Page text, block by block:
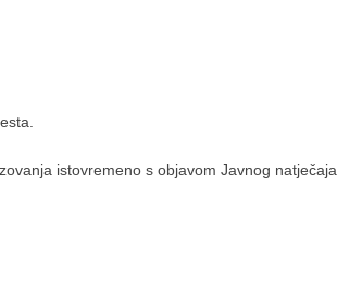
istovremeno s objavom Javnog natječaja.